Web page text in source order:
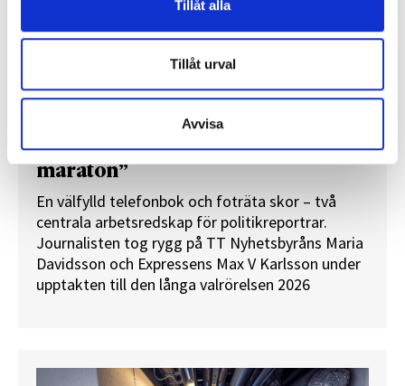
Tillåt alla
Tillåt urval
Avvisa
”Valåret känns som att sprinta ett
maraton”
En välfylld telefonbok och foträta skor – två
centrala arbetsredskap för politikreportrar.
Journalisten tog rygg på TT Nyhetsbyråns Maria
Davidsson och Expressens Max V Karlsson under
upptakten till den långa valrörelsen 2026